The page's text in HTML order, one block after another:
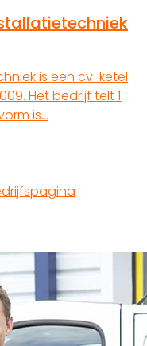
is een cv-ketel
Het bedrijf telt 1
is…